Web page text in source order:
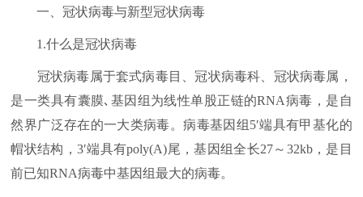
一、冠状病毒与新型冠状病毒
1.什么是冠状病毒
冠状病毒属于套式病毒目、冠状病毒科、冠状病毒属，
是一类具有囊膜､基因组为线性单股正链的RNA病毒，是自
然界广泛存在的一大类病毒。病毒基因组5′端具有甲基化的
帽状结构，3′端具有poly(A)尾，基因组全长27～32kb，是目
前已知RNA病毒中基因组最大的病毒。